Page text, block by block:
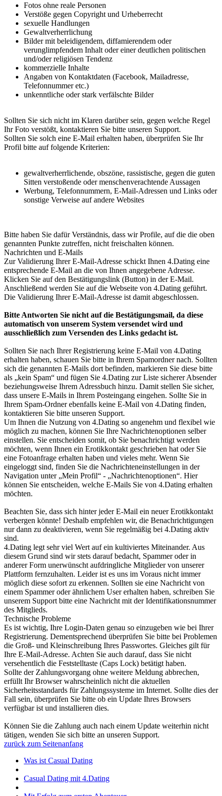
Fotos ohne reale Personen
Verstöße gegen Copyright und Urheberrecht
sexuelle Handlungen
Gewaltverherrlichung
Bilder mit beleidigendem, diffamierendem oder
verunglimpfendem Inhalt oder einer deutlichen politischen
und/oder religiösen Tendenz
kommerzielle Inhalte
Angaben von Kontaktdaten (Facebook, Mailadresse,
Telefonnummer etc.)
unkenntliche oder stark verfälschte Bilder
Sollten Sie sich nicht im Klaren darüber sein, gegen welche Regel
Ihr Foto verstößt, kontaktieren Sie bitte unseren Support.
Sollten Sie solch eine E-Mail erhalten haben, überprüfen Sie Ihr
Profil bitte auf folgende Kriterien:
gewaltverherrlichende, obszöne, rassistische, gegen die guten
Sitten verstoßende oder menschenverachtende Aussagen
Werbung, Telefonnummern, E-Mail-Adressen und Links oder
sonstige Verweise auf andere Websites
Bitte haben Sie dafür Verständnis, dass wir Profile, auf die die oben
genannten Punkte zutreffen, nicht freischalten können.
Nachrichten und E-Mails
Zur Validierung Ihrer E-Mail-Adresse schickt Ihnen 4.Dating eine
entsprechende E-Mail an die von Ihnen angegebene Adresse.
Klicken Sie auf den Bestätigungslink (Button) in der E-Mail.
Anschließend werden Sie auf die Webseite von 4.Dating geführt.
Die Validierung Ihrer E-Mail-Adresse ist damit abgeschlossen.
Bitte Antworten Sie nicht auf die Bestätigungsmail, da diese
automatisch von unserem System versendet wird und
ausschließlich zum Versenden des Links gedacht ist.
Sollten Sie nach Ihrer Registrierung keine E-Mail von 4.Dating
erhalten haben, schauen Sie bitte in Ihrem Spamordner nach. Sollten
sich die genannten E-Mails dort befinden, markieren Sie diese bitte
als „kein Spam“ und fügen Sie 4.Dating zur Liste sicherer Absender
beziehungsweise Ihrem Adressbuch hinzu. Damit stellen Sie sicher,
dass unsere E-Mails in Ihrem Posteingang eingehen. Sollte Sie in
Ihrem Spam-Ordner ebenfalls keine E-Mail von 4.Dating finden,
kontaktieren Sie bitte unseren Support.
Um Ihnen die Nutzung von 4.Dating so angenehm und flexibel wie
möglich zu machen, können Sie Ihre Nachrichtenoptionen selber
einstellen. Sie entscheiden somit, ob Sie benachrichtigt werden
möchten, wenn Ihnen ein Erotikkontakt geschrieben hat oder Sie
eine Fotoanfrage erhalten haben und vieles mehr. Wenn Sie
eingeloggt sind, finden Sie die Nachrichteneinstellungen in der
Navigation unter „Mein Profil“ - „Nachrichtenoptionen“. Hier
können Sie entscheiden, welche E-Mails Sie von 4.Dating erhalten
möchten.
Beachten Sie, dass sich hinter jeder E-Mail ein neuer Erotikkontakt
verbergen könnte! Deshalb empfehlen wir, die Benachrichtigungen
nur dann zu deaktivieren, wenn Sie regelmäßig bei 4.Dating aktiv
sind.
4.Dating legt sehr viel Wert auf ein kultiviertes Miteinander. Aus
diesem Grund sind wir stets darauf bedacht, Spammer oder in
anderer Form unerwünscht aufdringliche Mitglieder von unserer
Plattform fernzuhalten. Leider ist es uns im Voraus nicht immer
möglich diese sofort zu erkennen. Sollten sie eine Nachricht von
einem Spammer oder ähnlichem User erhalten haben, schreiben Sie
unserem Support bitte eine Nachricht mit der Identifikationsnummer
des Mitglieds.
Technische Probleme
Es ist wichtig, Ihre Login-Daten genau so einzugeben wie bei Ihrer
Registrierung. Dementsprechend überprüfen Sie bitte bei Problemen
die Groß- und Kleinschreibung Ihres Passwortes. Gleiches gilt für
Ihre E-Mail-Adresse. Achten Sie auch darauf, dass Sie nicht
versehentlich die Feststelltaste (Caps Lock) betätigt haben.
Sollte der Zahlungsvorgang ohne weitere Meldung abbrechen,
erfüllt Ihr Browser wahrscheinlich nicht die aktuellen
Sicherheitsstandards für Zahlungssysteme im Internet. Sollte dies der
Fall sein, überprüfen Sie bitte ob ein Update Ihres Browsers
verfügbar ist und installieren dies.
Können Sie die Zahlung auch nach einem Update weiterhin nicht
tätigen, wenden Sie sich bitte an unseren Support.
zurück zum Seitenanfang
Was ist Casual Dating
Casual Dating mit 4.Dating